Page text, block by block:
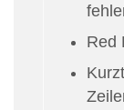
Red